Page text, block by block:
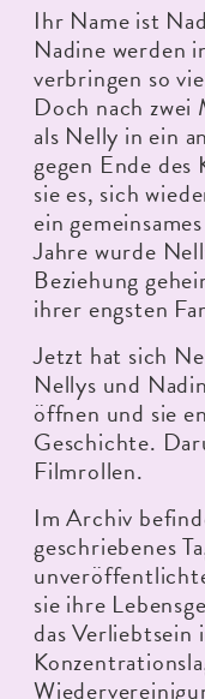
Ihr Name ist
Nadine werden
verbringen so
Doch nach
als Nelly in ein
gegen Ende
sie es, sich
ein
Jahre wurde
Beziehung
ihrer engsten
Jetzt hat sich
Nellys und
öffnen und sie
Geschichte.
Filmrollen.
Im Archiv
geschriebenes
sie ihre
das